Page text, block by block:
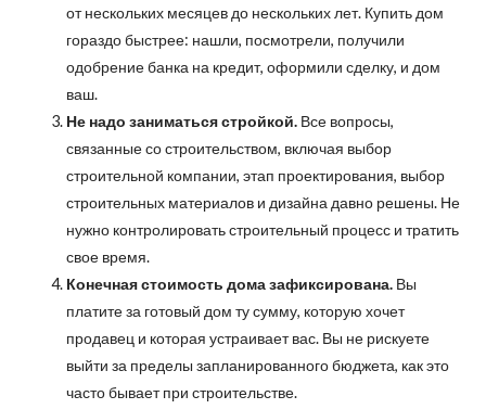
от нескольких месяцев до нескольких лет. Купить дом
гораздо быстрее: нашли, посмотрели, получили
одобрение банка на кредит, оформили сделку, и дом
ваш.
Не надо заниматься стройкой. Все вопросы,
связанные со строительством, включая выбор
строительной компании, этап проектирования, выбор
строительных материалов и дизайна давно решены. Не
нужно контролировать строительный процесс и тратить
свое время.
Конечная стоимость дома зафиксирована. Вы
платите за готовый дом ту сумму, которую хочет
продавец и которая устраивает вас. Вы не рискуете
выйти за пределы запланированного бюджета, как это
часто бывает при строительстве.